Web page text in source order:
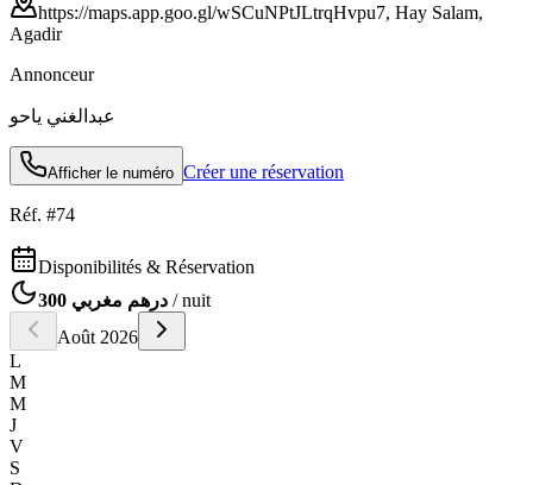
https://maps.app.goo.gl/wSCuNPtJLtrqHvpu7, Hay Salam,
Agadir
Annonceur
عبدالغني ياحو
Afficher le numéro Créer une réservation
Réf. #74
Disponibilités & Réservation
300 درهم مغربي / nuit
Août 2026
L
M
M
J
V
S